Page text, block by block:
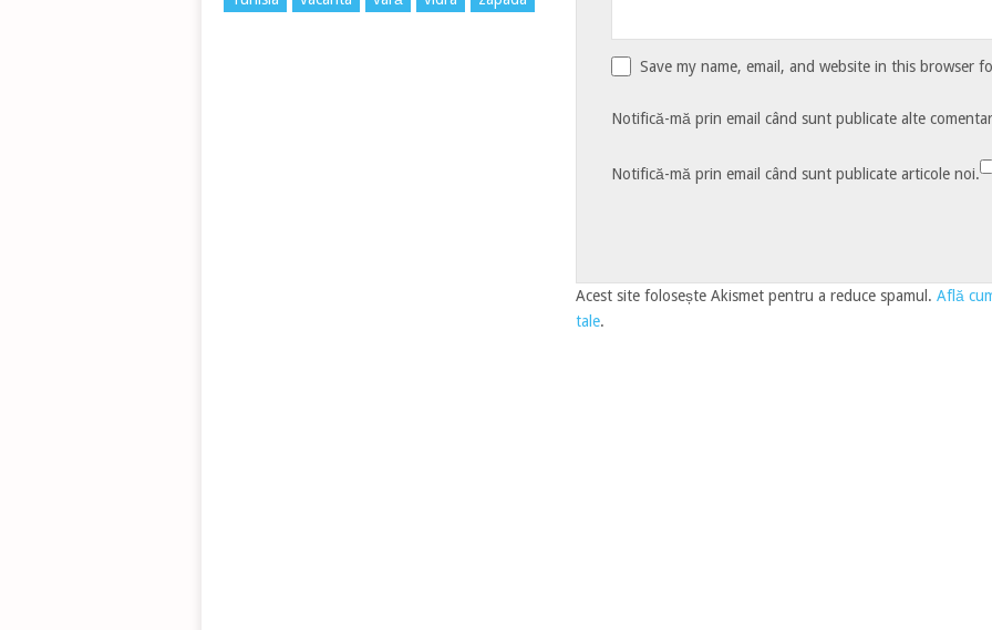
Save my name, email, and website in this browser
Notifică-mă prin email când sunt publicate alte
Notifică-mă prin email când sunt publicate articole noi.
Acest site folosește Akismet pentru a reduce spamul. Află
tale.